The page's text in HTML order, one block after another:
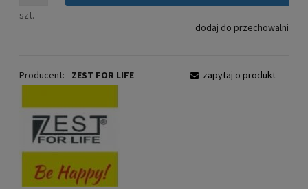
szt.
dodaj do przechowalni
Producent: ZEST FOR LIFE zapytaj o produkt